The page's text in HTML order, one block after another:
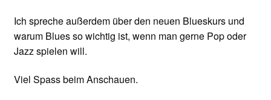
Ich spreche außerdem über den neuen Blueskurs und
warum Blues so wichtig ist, wenn man gerne Pop oder
Jazz spielen will.
Viel Spass beim Anschauen.